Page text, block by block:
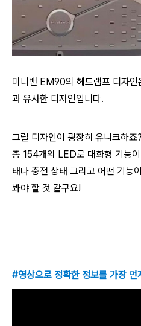
미니밴 EM90의 헤드램프 디자
과 유사한 디자인입니다.
그릴 디자인이 굉장히 유니크하
총 154개의 LED로 대화형 기능
태나 충전 상태 그리고 어떤 기능
봐야 할 것 같구요!
#영상으로 정확한 정보를 가장 먼